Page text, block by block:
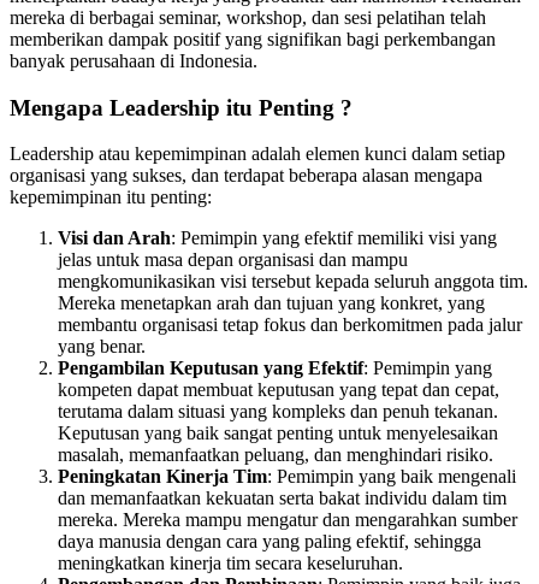
mereka di berbagai seminar, workshop, dan sesi pelatihan telah
memberikan dampak positif yang signifikan bagi perkembangan
banyak perusahaan di Indonesia.
Mengapa Leadership itu Penting ?
Leadership atau kepemimpinan adalah elemen kunci dalam setiap
organisasi yang sukses, dan terdapat beberapa alasan mengapa
kepemimpinan itu penting:
Visi dan Arah: Pemimpin yang efektif memiliki visi yang
jelas untuk masa depan organisasi dan mampu
mengkomunikasikan visi tersebut kepada seluruh anggota tim.
Mereka menetapkan arah dan tujuan yang konkret, yang
membantu organisasi tetap fokus dan berkomitmen pada jalur
yang benar.
Pengambilan Keputusan yang Efektif: Pemimpin yang
kompeten dapat membuat keputusan yang tepat dan cepat,
terutama dalam situasi yang kompleks dan penuh tekanan.
Keputusan yang baik sangat penting untuk menyelesaikan
masalah, memanfaatkan peluang, dan menghindari risiko.
Peningkatan Kinerja Tim: Pemimpin yang baik mengenali
dan memanfaatkan kekuatan serta bakat individu dalam tim
mereka. Mereka mampu mengatur dan mengarahkan sumber
daya manusia dengan cara yang paling efektif, sehingga
meningkatkan kinerja tim secara keseluruhan.